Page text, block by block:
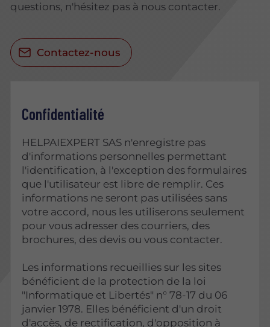
questions, n'hésitez pas à nous contacter.
Contactez-nous
Confidentialité
HELPAIEXPERT SAS n'enregistre pas
d'informations personnelles permettant
l'identification, à l'exception des formulaires
que l'utilisateur est libre de remplir. Ces
informations ne seront pas utilisées sans
votre accord, nous les utiliserons seulement
pour vous adresser des courriers, des
brochures, des devis ou vous contacter.
Les informations recueillies sur les sites
bénéficient de la protection de la loi
"Informatique et Libertés" n° 78-17 du 06
janvier 1978. Elles bénéficient d'un droit
d'accès, de rectification, d'opposition à